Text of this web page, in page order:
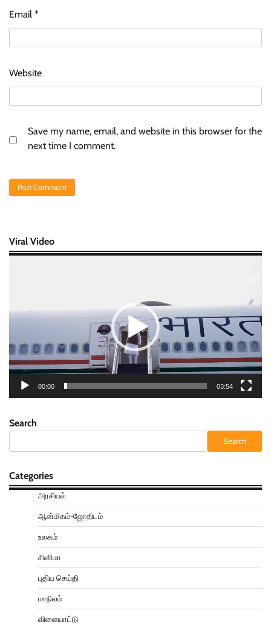
Email *
Website
Save my name, email, and website in this browser for the
next time I comment.
Viral Video
00:00 03:54
Search
Search
Categories
அரசியல்
ஆன்மிகம்-ஜோதிடம்
உலகம்
சினிமா
புதிய செய்தி
மாநிலம்
விளையாட்டு